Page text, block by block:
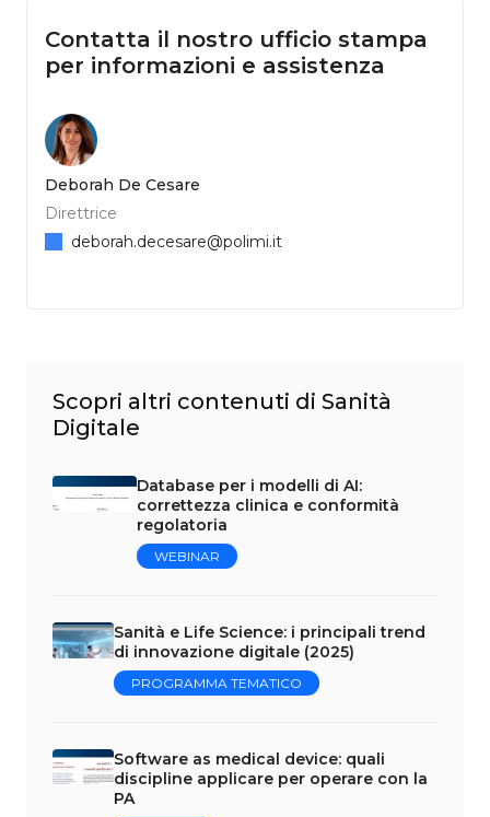
Contatta il nostro ufficio stampa
per informazioni e assistenza
Deborah De Cesare
Direttrice
deborah.decesare@polimi.it
Scopri altri contenuti di Sanità
Digitale
Database per i modelli di AI:
correttezza clinica e conformità
regolatoria
WEBINAR
Sanità e Life Science: i principali trend
di innovazione digitale (2025)
PROGRAMMA TEMATICO
Software as medical device: quali
discipline applicare per operare con la
PA